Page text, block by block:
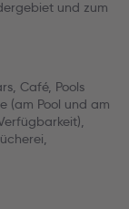
und zum
Café, Pools
(am Pool und am